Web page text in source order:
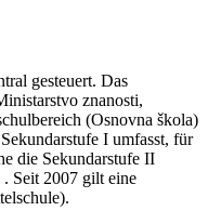
gesteuert. Das
znanosti,
(Osnovna škola)
I umfasst, für
die Sekundarstufe II
Seit 2007 gilt eine